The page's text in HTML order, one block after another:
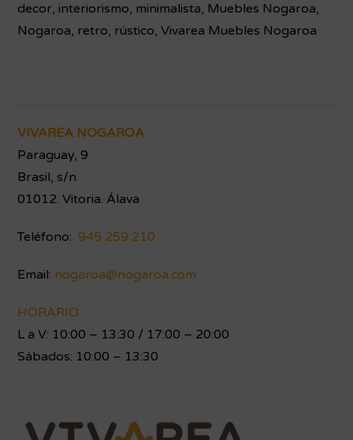
decor,interiorismo, minimalista, Muebles Nogaroa,
Nogaroa, retro, rústico,Vivarea Muebles Nogaroa
Footer
VIVAREA NOGAROA
Paraguay, 9
Brasil, s/n
01012. Vitoria. Álava
Teléfono: 945 259 210
Email: nogaroa@nogaroa.com
HORARIO
L a V: 10:00 – 13:30 / 17:00 – 20:00
Sábados: 10:00 – 13:30